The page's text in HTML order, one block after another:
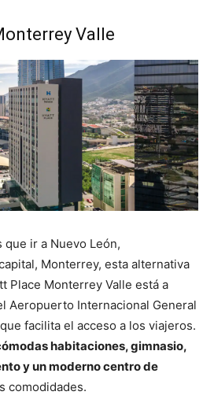
Valle
ir a Nuevo León,
Monterrey, esta alternativa
Place Monterrey Valle está a
Aeropuerto Internacional General
facilita el acceso a los viajeros.
habitaciones, gimnasio,
y un moderno centro de
comodidades.